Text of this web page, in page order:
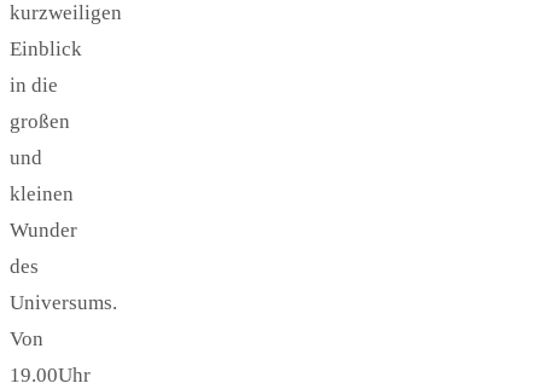
kurzweiligen
Einblick
in die
großen
und
kleinen
Wunder
des
Universums.
Von
19.00Uhr